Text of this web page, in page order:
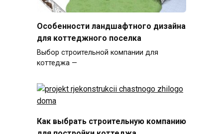
Особенности ландшафтного дизайна
для коттеджного поселка
Выбор строительной компании для
коттеджа —
Как выбрать строительную компанию